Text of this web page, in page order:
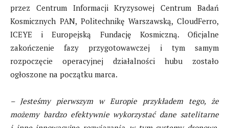
przez Centrum Informacji Kryzysowej Centrum Badań
Kosmicznych PAN, Politechnikę Warszawską, CloudFerro,
ICEYE i Europejską Fundację Kosmiczną. Oficjalne
zakończenie fazy przygotowawczej i tym samym
rozpoczęcie operacyjnej działalności hubu zostało
ogłoszone na początku marca.
– Jesteśmy pierwszym w Europieprzykładem tego, że
możemy bardzo efektywnie wykorzystać dane satelitarne